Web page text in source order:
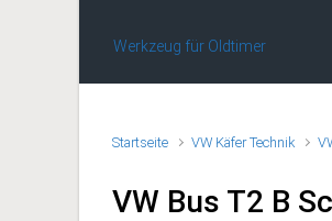
Werkzeug für Oldtimer
Startseite VW Käfer Technik
VW Bus T2 B